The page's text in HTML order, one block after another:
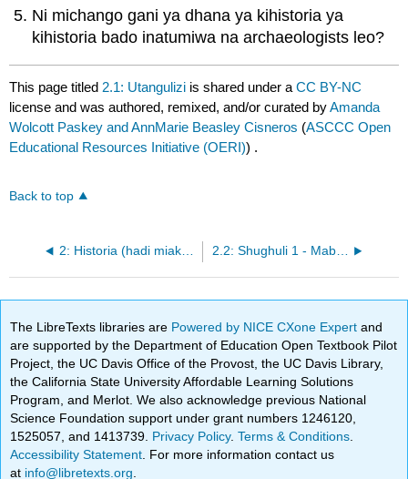
Ni michango gani ya dhana ya kihistoria ya
kihistoria bado inatumiwa na archaeologists leo?
This page titled 2.1: Utangulizi is shared under aCC BY-NC
license and was authored, remixed, and/or curated byAmanda
Wolcott Paskey and AnnMarie Beasley Cisneros (ASCCC Open
Educational Resources Initiative (OERI)) .
Back to top
2: Historia (hadi miaka ya 1960) 2.2: Shughuli 1 - Mabadiliko ya Paradigm, Sehemu ya 1
The LibreTexts libraries are Powered by NICE CXone Expertand
are supported by the Department of Education Open Textbook Pilot
Project, the UC Davis Office of the Provost, the UC Davis Library,
the California State University Affordable Learning Solutions
Program, and Merlot. We also acknowledge previous National
Science Foundation support under grant numbers 1246120,
1525057, and 1413739. Privacy Policy.Terms & Conditions
Accessibility Statement . For more information contact us
at info@libretexts.org